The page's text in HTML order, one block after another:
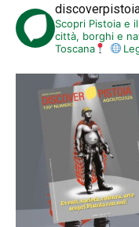
Scopri Pistoia e
città, borghi e
Toscana